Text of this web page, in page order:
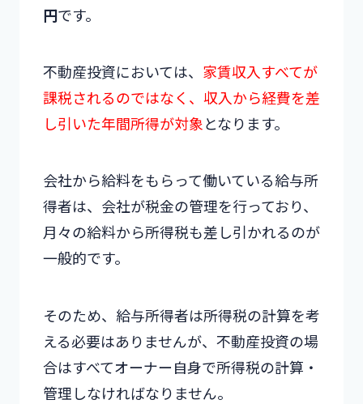
円です。
不動産投資においては、 家賃収入すべてが
課税されるのではなく、収入から経費を差
し引いた年間所得が対象となります。
会社から給料をもらって働いている給与所
得者は、会社が税金の管理を行っており、
月々の給料から所得税も差し引かれるのが
一般的です。
そのため、給与所得者は所得税の計算を考
える必要はありませんが、不動産投資の場
合はすべてオーナー自身で所得税の計算・
管理しなければなりません。